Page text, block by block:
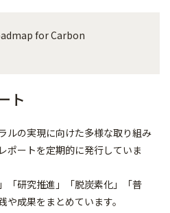
for Carbon
ト
ルの実現に向けた多様な取り組み
ポートを定期的に発行していま
「研究推進」「脱炭素化」「普
成果をまとめています。